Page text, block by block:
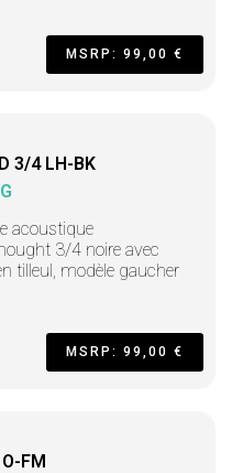
MSRP: 99,00 €
3/4 LH-BK
acoustique
3/4 noire avec
tilleul, modèle gaucher
MSRP: 99,00 €
FM